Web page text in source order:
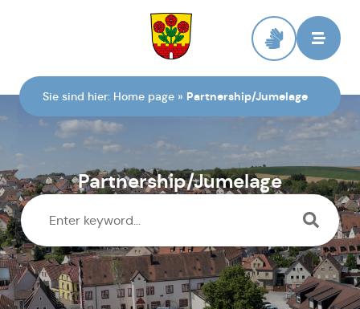
Sie sind hier: Home page » Partnership/Jumelage
Partnership/Jumelage